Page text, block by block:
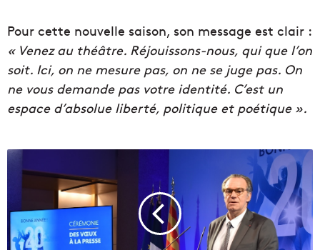
Pour cette nouvelle saison, son message est clair :
« Venez au théâtre. Réjouissons-nous, qui que l’on
soit. Ici, on ne mesure pas, on ne se juge pas. On
ne vous demande pas votre identité. C’est un
espace d’absolue liberté, politique et poétique ».
A
s
e